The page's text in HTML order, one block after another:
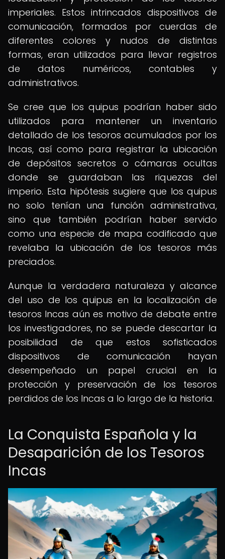
imperiales. Estos intrincados dispositivos de
comunicación, formados por cuerdas de
diferentes colores y nudos de distintas
formas, eran utilizados para llevar registros
de datos numéricos, contables y
administrativos.
Se cree que los quipus podrían haber sido
utilizados para mantener un inventario
detallado de los tesoros acumulados por los
Incas, así como para registrar la ubicación
de depósitos secretos o cámaras ocultas
donde se guardaban las riquezas del
imperio. Esta hipótesis sugiere que los quipus
no solo tenían una función administrativa,
sino que también podrían haber servido
como una especie de mapa codificado que
revelaba la ubicación de los tesoros más
preciados.
Aunque la verdadera naturaleza y alcance
del uso de los quipus en la localización de
tesoros Incas aún es motivo de debate entre
los investigadores, no se puede descartar la
posibilidad de que estos sofisticados
dispositivos de comunicación hayan
desempeñado un papel crucial en la
protección y preservación de los tesoros
perdidos de los Incas a lo largo de la historia.
La Conquista Española y la
Desaparición de los Tesoros
Incas